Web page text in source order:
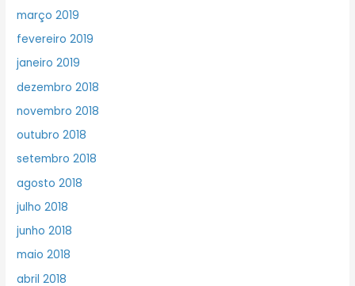
março 2019
fevereiro 2019
janeiro 2019
dezembro 2018
novembro 2018
outubro 2018
setembro 2018
agosto 2018
julho 2018
junho 2018
maio 2018
abril 2018